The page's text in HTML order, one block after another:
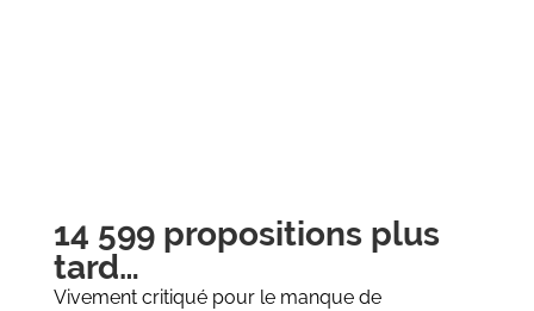
14 599 propositions plus
tard…
Vivement critiqué pour le manque de